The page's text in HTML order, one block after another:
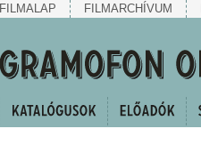
FILMALAP FILMARCHÍVUM